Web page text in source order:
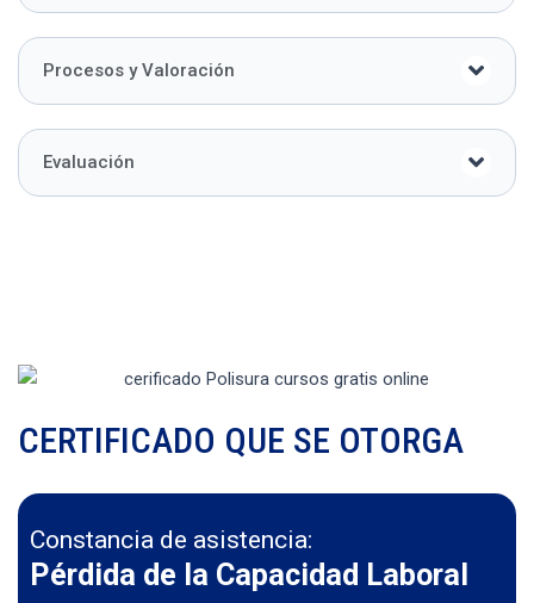
Procesos y Valoración
Evaluación
CERTIFICADO QUE SE OTORGA
Constancia de asistencia:
Pérdida de la Capacidad Laboral